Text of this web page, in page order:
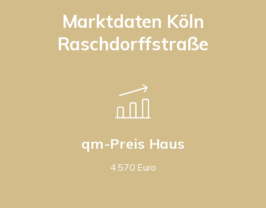
Marktdaten Köln
Raschdorffstraße
qm-Preis Haus
4.570 Euro